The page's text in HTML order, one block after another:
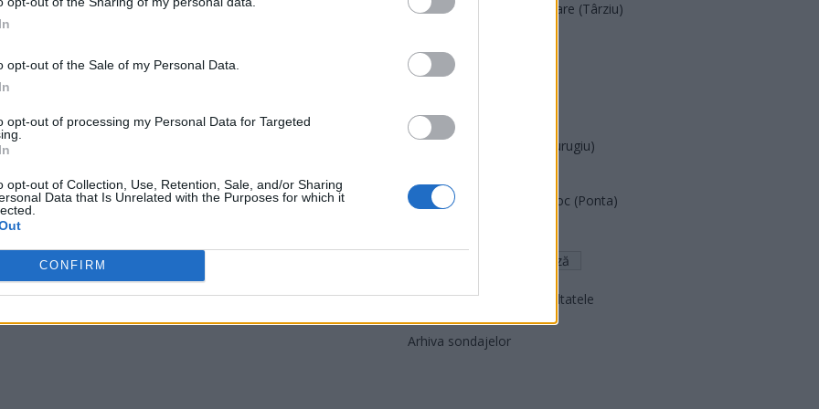
opt-out of the Sale of my Personal Data.
opt-out of processing my Personal Data for Targeted
opt-out of Collection, Use, Retention, Sale, and/or Sharing
Data that Is Unrelated with the Purposes for which it
CONFIRM
contractele, dar nu primeau un exemplar
singurul împuternicit să semneze contractele.
de la distanțe mari (unii cu mașina, alții cu avionul),
Dialogul a fost redat de reprezentantul unei
Acțiunea Conservatoare (Târziu)
PUSL (D. Voiculescu)
PNCR (Terheș)
Partidul Patrioților (Surugiu)
România pe Primul Loc (Ponta)
Arată rezultatele
Arhiva sondajelor